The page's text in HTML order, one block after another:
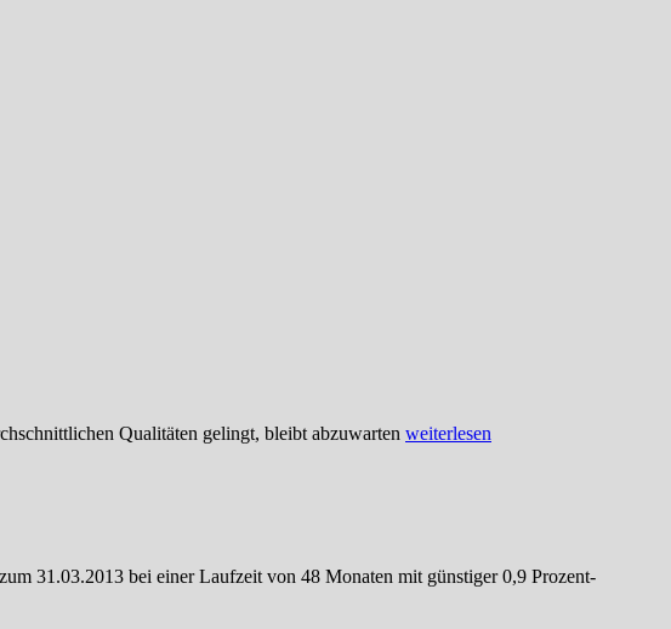
Qualitäten gelingt, bleibt abzuwarten weiterlesen
31.03.2013 bei einer Laufzeit von 48 Monaten mit günstiger 0,9 Prozent-